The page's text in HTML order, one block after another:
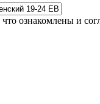
ознакомлены и